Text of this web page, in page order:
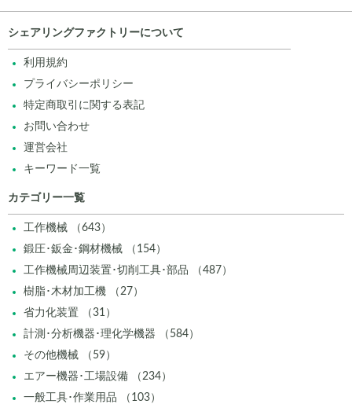
シェアリングファクトリーについて
利用規約
プライバシーポリシー
特定商取引に関する表記
お問い合わせ
運営会社
キーワード一覧
カテゴリー一覧
工作機械 （643）
鍛圧･鈑金･鋼材機械 （154）
工作機械周辺装置･切削工具･部品 （487）
樹脂･木材加工機 （27）
省力化装置 （31）
計測･分析機器･理化学機器 （584）
その他機械 （59）
エアー機器･工場設備 （234）
一般工具･作業用品 （103）